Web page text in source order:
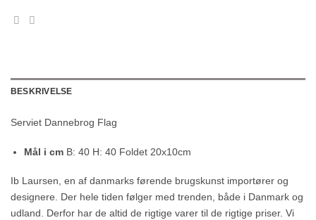
BESKRIVELSE
Serviet Dannebrog Flag
Mål i cm B: 40 H: 40 Foldet 20x10cm
Ib Laursen, en af danmarks førende brugskunst importører og
designere. Der hele tiden følger med trenden, både i Danmark og
udland. Derfor har de altid de rigtige varer til de rigtige priser. Vi